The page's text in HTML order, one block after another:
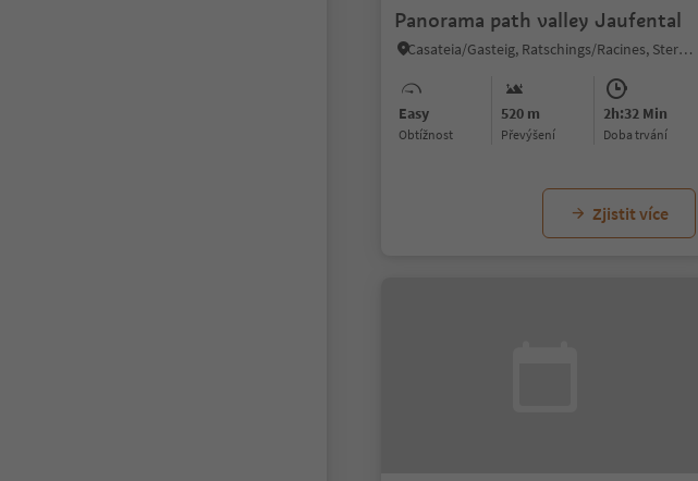
Panorama path valley Jaufental
Casateia/Gasteig, Ratschings/Racines, Sterzing/Vipiteno and environs
Easy
Obtížnost
520 m
Převýšení
2h:32 Min
doba trvání
Zjistit více